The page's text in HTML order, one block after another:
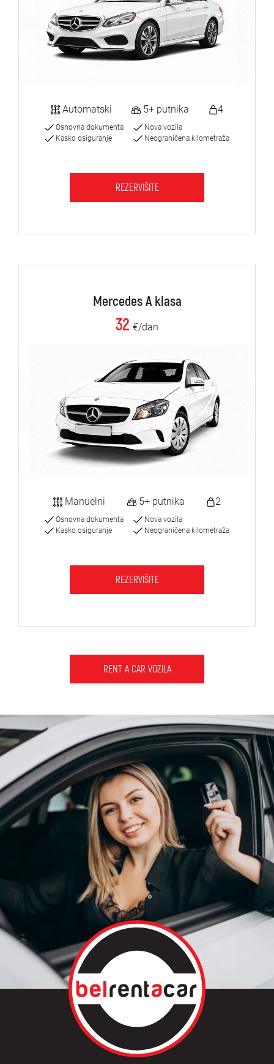
Automatski 5+ putnika 4
Osnovna dokumenta
Kasko osiguranje
Nova vozila
Neograničena kilometraža
REZERVIŠITE
Mercedes A klasa
32 €/dan
Manuelni 5+ putnika 2
Osnovna dokumenta
Kasko osiguranje
Nova vozila
Neograničena kilometraža
REZERVIŠITE
RENT A CAR VOZILA